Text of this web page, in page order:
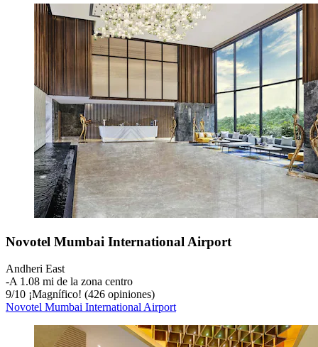
Novotel Mumbai International Airport
Andheri East
‐A 1.08 mi de la zona centro
9/10 ¡Magnífico! (426 opiniones)
Novotel Mumbai International Airport